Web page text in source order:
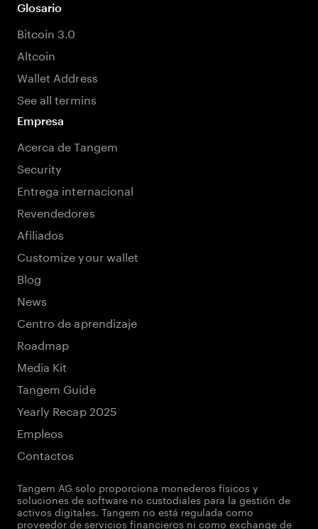
Glosario
Bitcoin 3.0
Altcoin
Wallet Address
See all termins
Empresa
Acerca de Tangem
Security
Entrega internacional
Revendedores
Afiliados
Customize your wallet
Blog
News
Centro de aprendizaje
Roadmap
Media Kit
Tangem Guide
Yearly Recap 2025
Empleos
Contactos
Tangem AG solo proporciona monederos físicos y
soluciones de software no custodiales para la gestión de
activos digitales. Tangem no está regulada como
proveedor de servicios financieros ni como exchange de